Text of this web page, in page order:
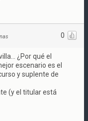
0
¿Por qué el
escenario es el
y suplente de
(y el titular está